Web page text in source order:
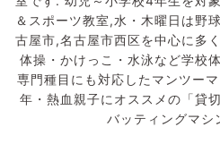
＆スポーツ教室,水・木曜日は野
古屋市,名古屋市西区を中心に多
体操・かけっこ・水泳など学校
専門種目にも対応したマンツー
年・熱血親子にオススメの「貸
バッティングマシ